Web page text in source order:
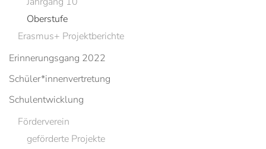
Oberstufe
Erasmus+ Projektberichte
Erinnerungsgang 2022
Schüler*innenvertretung
Schulentwicklung
Förderverein
geförderte Projekte